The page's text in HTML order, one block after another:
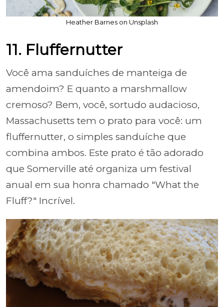
Heather Barnes on Unsplash
11. Fluffernutter
Você ama sanduíches de manteiga de
amendoim? E quanto a marshmallow
cremoso? Bem, você, sortudo audacioso,
Massachusetts tem o prato para você: um
fluffernutter, o simples sanduíche que
combina ambos. Este prato é tão adorado
que Somerville até organiza um festival
anual em sua honra chamado "What the
Fluff?" Incrível.